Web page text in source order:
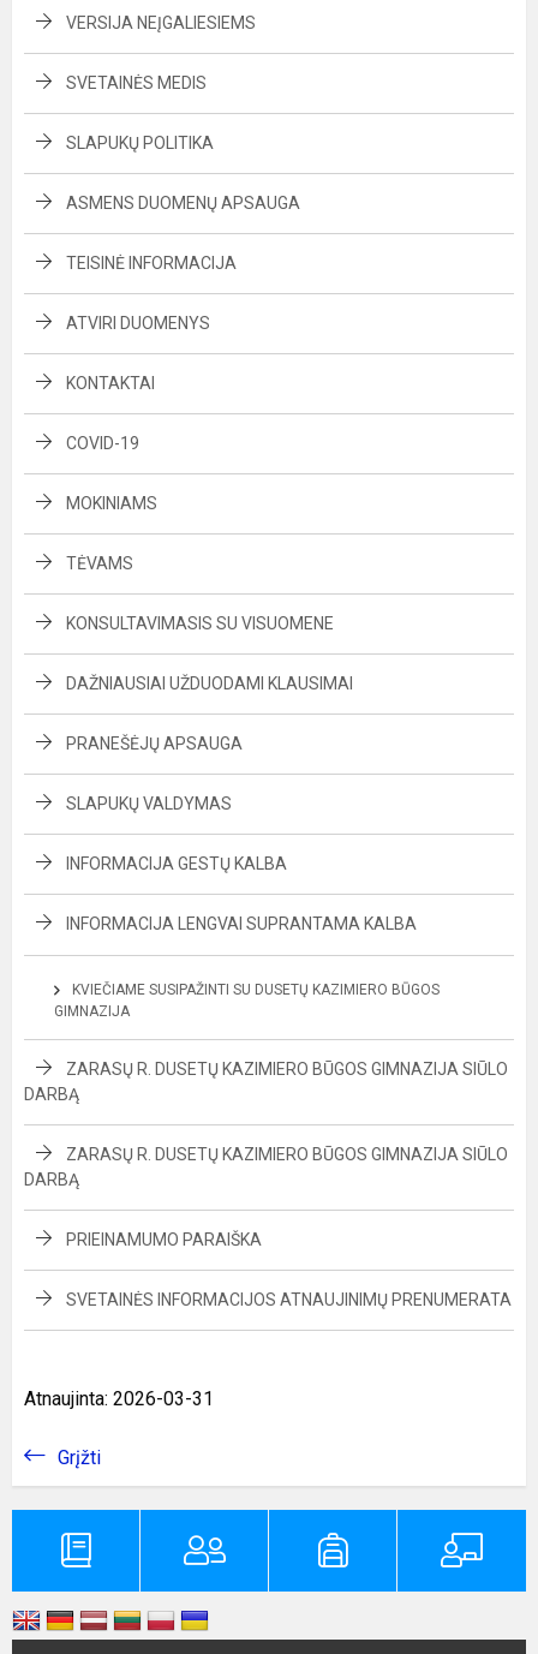
VERSIJA NEĮGALIESIEMS
SVETAINĖS MEDIS
SLAPUKŲ POLITIKA
ASMENS DUOMENŲ APSAUGA
TEISINĖ INFORMACIJA
ATVIRI DUOMENYS
KONTAKTAI
COVID-19
MOKINIAMS
TĖVAMS
KONSULTAVIMASIS SU VISUOMENE
DAŽNIAUSIAI UŽDUODAMI KLAUSIMAI
PRANEŠĖJŲ APSAUGA
SLAPUKŲ VALDYMAS
INFORMACIJA GESTŲ KALBA
INFORMACIJA LENGVAI SUPRANTAMA KALBA
KVIEČIAME SUSIPAŽINTI SU DUSETŲ KAZIMIERO BŪGOS
GIMNAZIJA
ZARASŲ R. DUSETŲ KAZIMIERO BŪGOS GIMNAZIJA SIŪLO
DARBĄ
ZARASŲ R. DUSETŲ KAZIMIERO BŪGOS GIMNAZIJA SIŪLO
DARBĄ
PRIEINAMUMO PARAIŠKA
SVETAINĖS INFORMACIJOS ATNAUJINIMŲ PRENUMERATA
Atnaujinta: 2026-03-31
Grįžti